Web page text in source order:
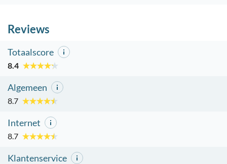
Reviews
Totaalscore
8.4
Algemeen
8.7
Internet
8.7
Klantenservice